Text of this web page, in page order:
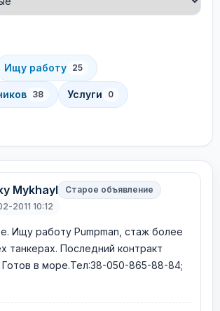
Ищу работу 25
38 Услуги 0
Mykhayl
Старое объявление
2011 10:12
Ищу работу Pumpman, стаж более
танкерах. Последний контракт
Готов в море.Тел:38-050-865-88-84;